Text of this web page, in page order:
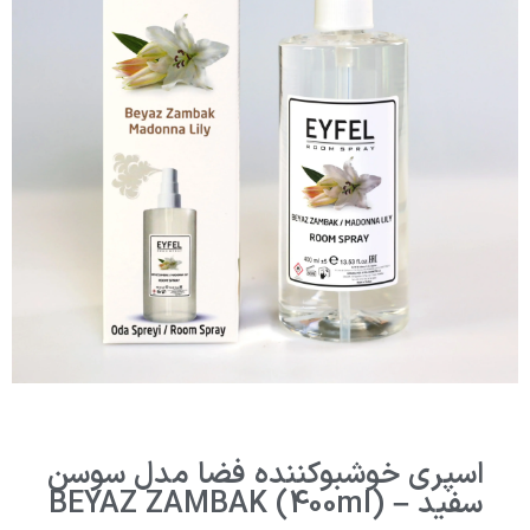
اسپری خوشبوکننده فضا مدل سوسن
سفید – BEYAZ ZAMBAK (400ml)